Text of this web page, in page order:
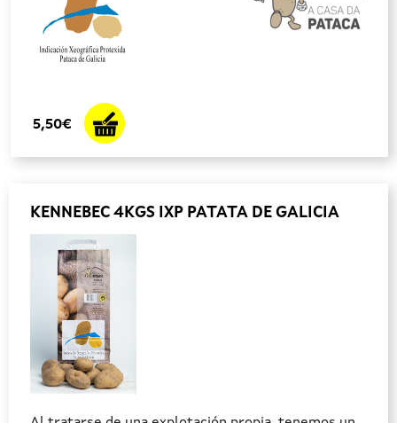
5,50€
KENNEBEC 4KGS IXP PATATA DE GALICIA